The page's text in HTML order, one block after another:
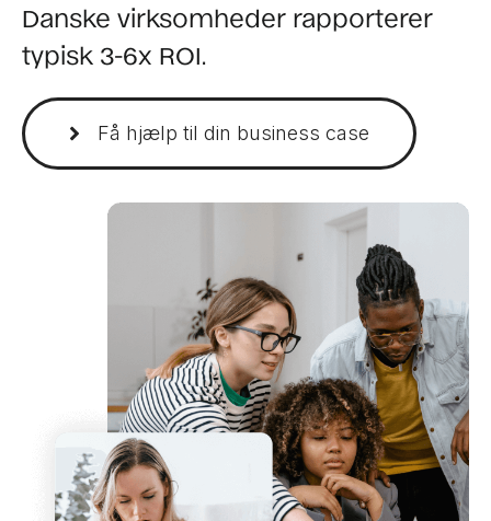
Danske virksomheder rapporterer
typisk 3-6x ROI.
Få hjælp til din business case